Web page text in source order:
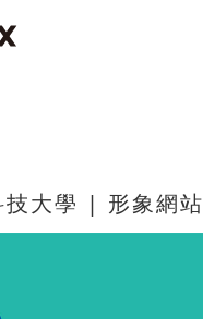
技大學 | 形象網站